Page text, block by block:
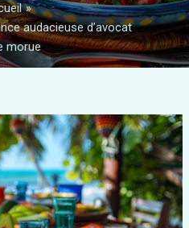
audacieuse d’avocat
morue